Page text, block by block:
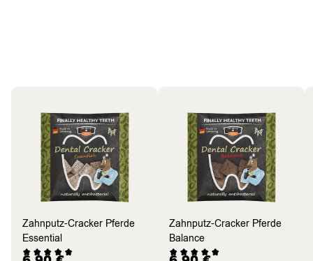
Zahnputz-Cracker Pferde
Essential
Zahnputz-Cracker Pferde
Balance